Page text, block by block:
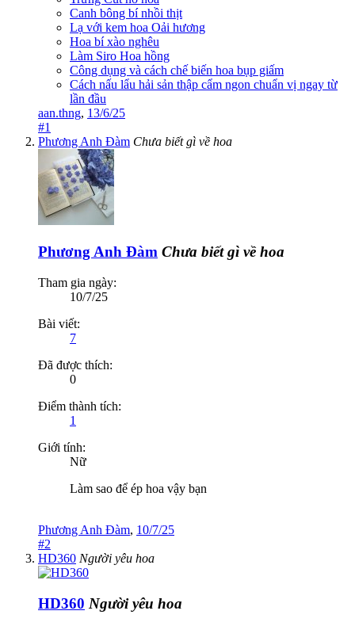
Canh bông bí nhồi thịt
Lạ với kem hoa Oải hương
Hoa bí xào nghêu
Làm Siro Hoa hồng
Công dụng và cách chế biến hoa bụp giấm
Cách nấu lẩu hải sản thập cẩm ngon chuẩn vị ngay từ
lần đầu
aan.thng, 13/6/25
#1
Phương Anh Đàm Chưa biết gì về hoa
Phương Anh Đàm Chưa biết gì về hoa
Tham gia ngày:
10/7/25
Bài viết:
7
Đã được thích:
0
Điểm thành tích:
1
Giới tính:
Nữ
Làm sao để ép hoa vậy bạn
Phương Anh Đàm, 10/7/25
#2
HD360 Người yêu hoa
HD360 Người yêu hoa